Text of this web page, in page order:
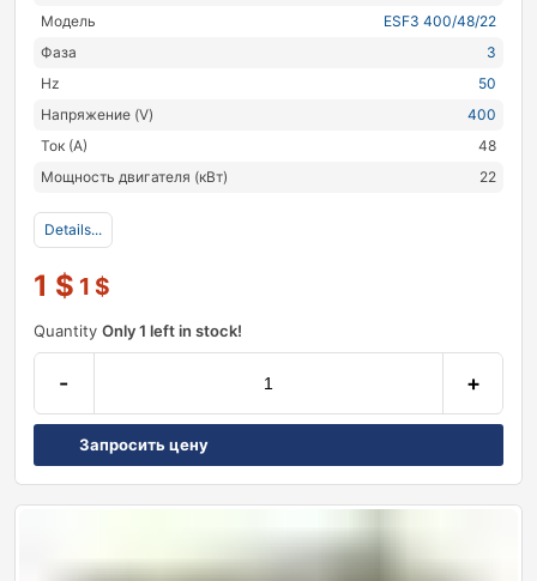
Модель
ESF3 400/48/22
Фаза
3
Hz
50
Напряжение (V)
400
Ток (А)
48
Мощность двигателя (кВт)
22
Details...
1 $ 1 $
Quantity Only 1 left in stock!
- +
Запросить цену